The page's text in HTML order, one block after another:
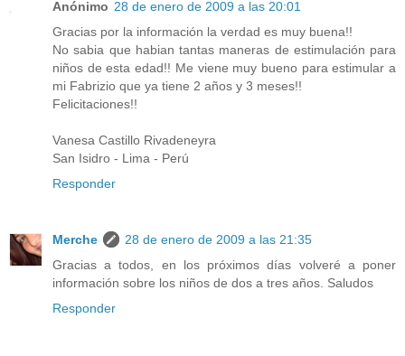
Anónimo 28 de enero de 2009 a las 20:01
Gracias por la información la verdad es muy buena!!
No sabia que habian tantas maneras de estimulación para
niños de esta edad!! Me viene muy bueno para estimular a
mi Fabrizio que ya tiene 2 años y 3 meses!!
Felicitaciones!!
Vanesa Castillo Rivadeneyra
San Isidro - Lima - Perú
Responder
Merche
28 de enero de 2009 a las 21:35
Gracias a todos, en los próximos días volveré a poner
información sobre los niños de dos a tres años. Saludos
Responder